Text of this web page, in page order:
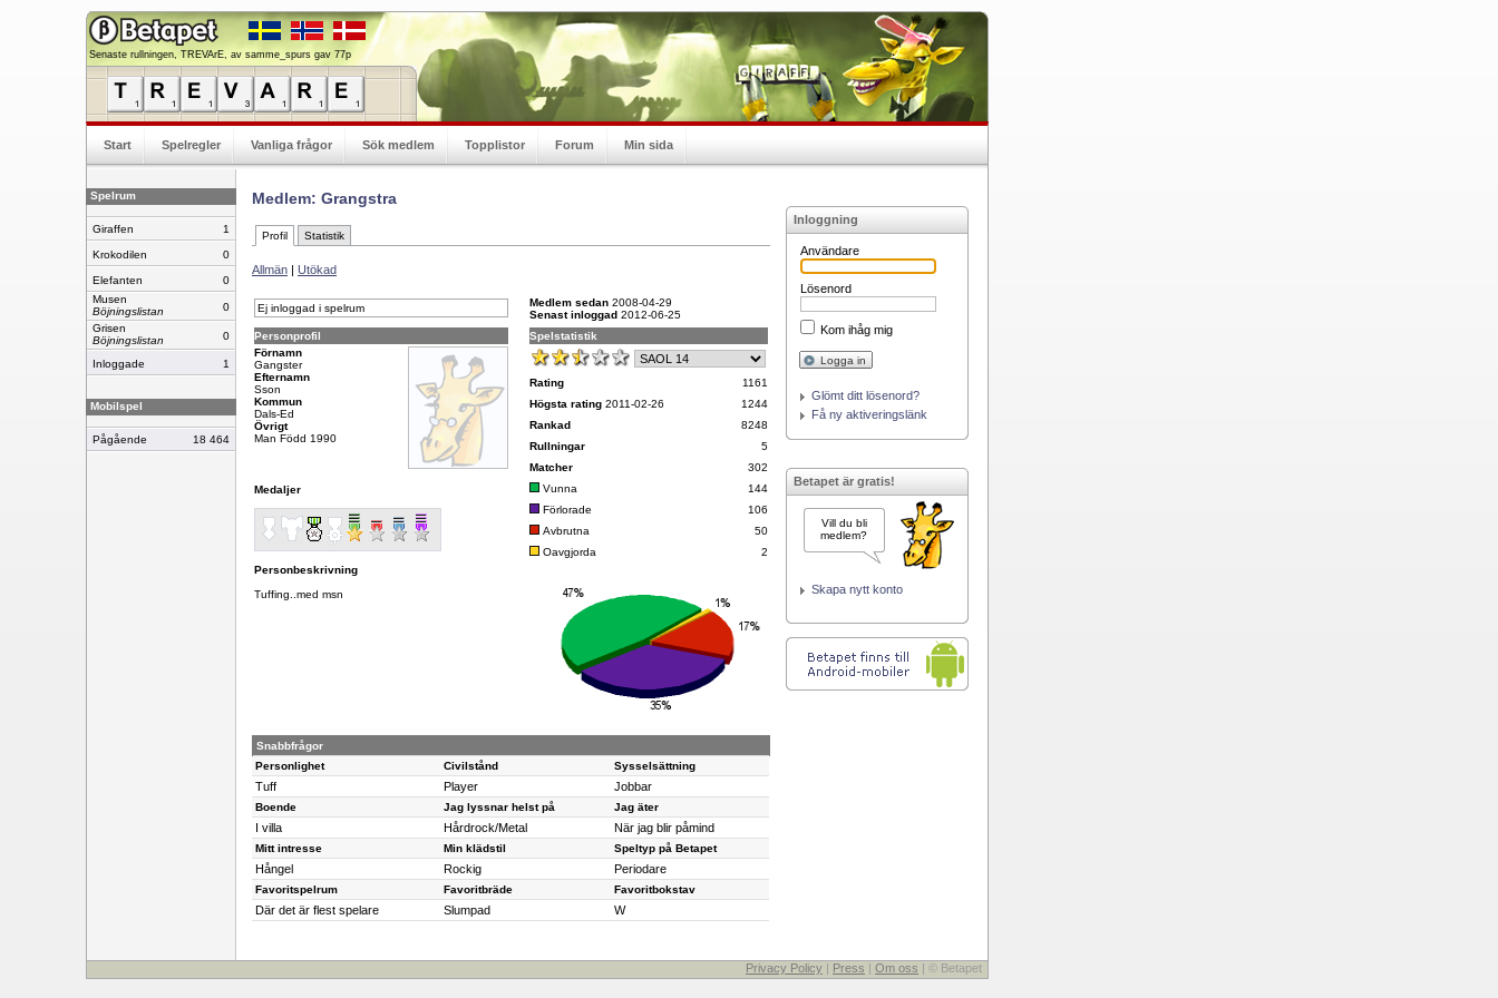
Senaste rullningen, TREVArE, av samme_spurs gav 77p
Start Spelregler Vanliga frågor Sök medlem Topplistor Forum Min sida
Spelrum
Giraffen 1
Krokodilen 0
Elefanten
0
Musen
Böjningslistan
0
Grisen
Böjningslistan
0
Inloggade 1
Mobilspel
Pågående 18 464
Medlem: Grangstra
Profil Statistik
Allmän | Utökad
Ej inloggad i spelrum
Personprofil
Förnamn
Gangster
Efternamn
Sson
Kommun
Dals-Ed
Övrigt
Man Född 1990
Medaljer
Personbeskrivning
Tuffing..med msn
Medlem sedan 2008-04-29
Senast inloggad 2012-06-25
Spelstatistik
Rating
1161
Högsta rating 2011-02-26
1244
Rankad
8248
Rullningar
5
Matcher
302
Vunna
144
Förlorade
106
Avbrutna
50
Oavgjorda
2
Snabbfrågor
Personlighet
Civilstånd Sysselsättning
Tuff Player Jobbar
Boende Jag lyssnar helst på Jag äter
I villa Hårdrock/Metal När jag blir påmind
Mitt intresse Min klädstil Speltyp på Betapet
Hångel Rockig Periodare
Favoritspelrum Favoritbräde Favoritbokstav
Där det är flest spelare Slumpad W
Inloggning
Användare
Lösenord
Kom ihåg mig
Logga in
Glömt ditt lösenord?
Få ny aktiveringslänk
Betapet är gratis!
Vill du bli
medlem?
Skapa nytt konto
Privacy Policy | Press | Om oss | © Betapet